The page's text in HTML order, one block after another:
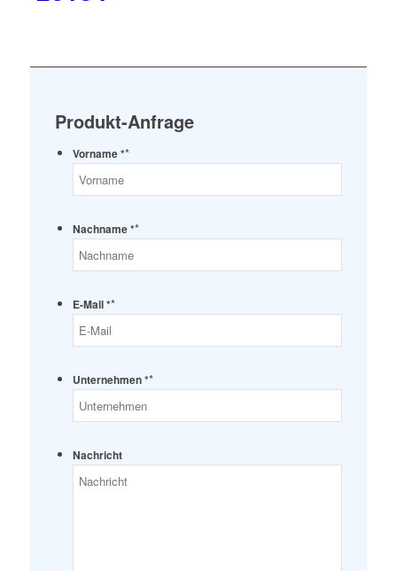
Produkt-Anfrage
Vorname **
Nachname **
E-Mail **
Unternehmen **
Nachricht